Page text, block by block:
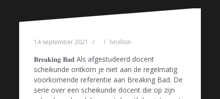
14 september 2021 lvnslssn
𝐁𝐫𝐞𝐚𝐤𝐢𝐧𝐠 𝐁𝐚𝐝 Als afgestudeerd docent
scheikunde ontkom je niet aan de regelmatig
voorkomende referentie aan Breaking Bad. De
serie over een scheikunde docent die op zijn